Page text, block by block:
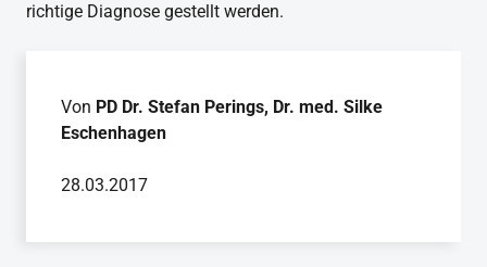
richtige Diagnose gestellt werden.
Von PD Dr. Stefan Perings, Dr. med. Silke
Eschenhagen
28.03.2017